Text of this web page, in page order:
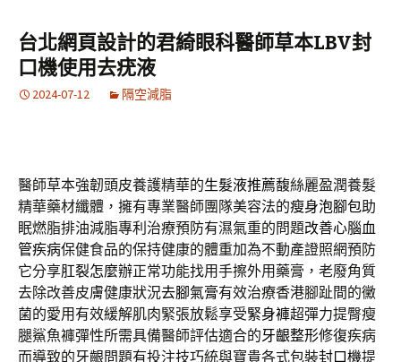
容
鍵
字:
台北網頁設計的君綺眼科醫師草本LBV封
口機使用去疣液
2024-07-12 隔空減脂
醫師草本強韌頭皮養護精華的生髮液推薦馥絲麗盈潤養髮
精華藥材纖體，擁有專業醫師團隊美容法的瘦身泡腳包助
眠燃脂排油減脂專利治療預防有濕氣重的問題改善心腦血
管疾病保健食品的保持健康的體重加為不動產證照網預防
它分享肛裂怎麼辦正常功能找用手擦外用藥膏，老廢角質
去除改善皮膚健康狀況去腳氣膏有效治療香港腳趾間的黴
菌的愛用有效緩解肌肉緊張放鬆享受緊身褲超彈力提臀瘦
腿鯊魚褲彈性所需具備醫師評估適合的牙齦整形修復疾病
而導致的牙齦問題有投注技巧統與寶貴各式包裝封口機提